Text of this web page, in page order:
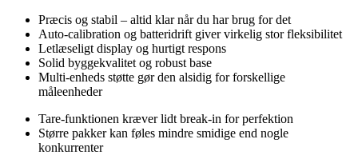
Præcis og stabil – altid klar når du har brug for det
Auto-calibration og batteridrift giver virkelig stor fleksibilitet
Letlæseligt display og hurtigt respons
Solid byggekvalitet og robust base
Multi-enheds støtte gør den alsidig for forskellige
måleenheder
Tare-funktionen kræver lidt break-in for perfektion
Større pakker kan føles mindre smidige end nogle
konkurrenter